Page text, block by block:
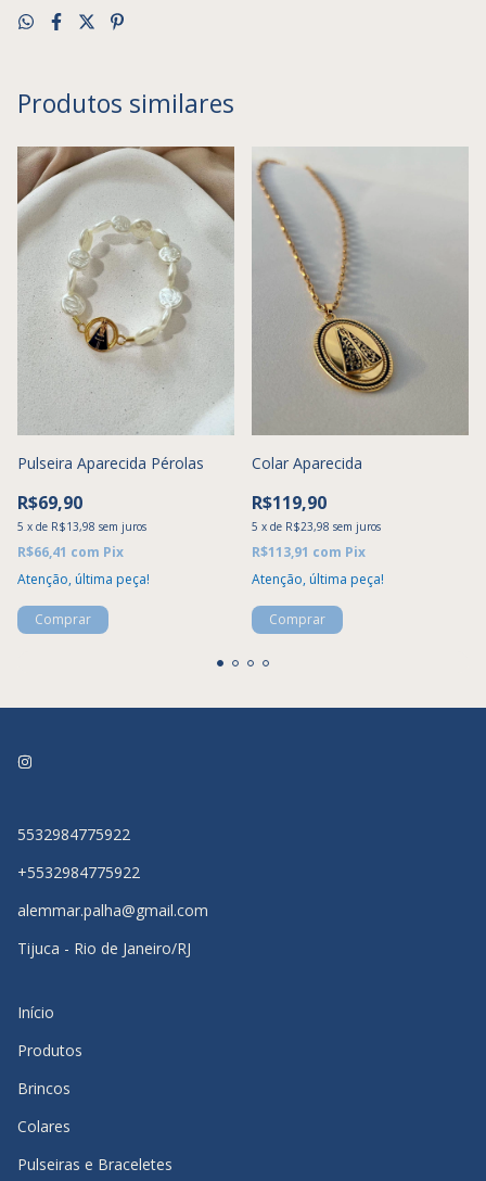
Produtos similares
Pulseira Aparecida Pérolas
R$69,90
5 x de R$13,98 sem juros
R$66,41 com Pix
Atenção, última peça!
Comprar
Colar Aparecida
R$119,90
5 x de R$23,98 sem juros
R$113,91 com Pix
Atenção, última peça!
5532984775922
+5532984775922
alemmar.palha@gmail.com
Tijuca - Rio de Janeiro/RJ
Início
Produtos
Brincos
Colares
Pulseiras e Braceletes